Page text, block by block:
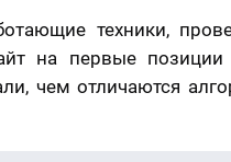
техники,
на первые позиции
чем отличаются